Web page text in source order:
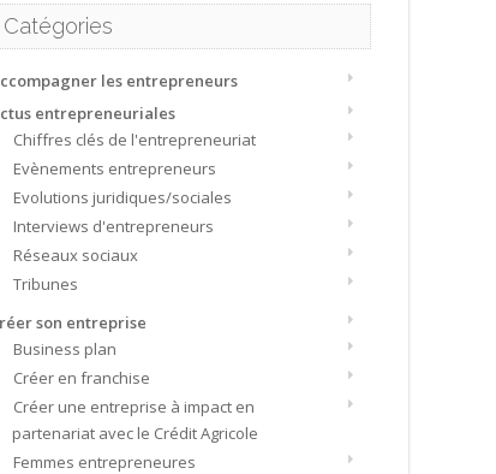
Catégories
les entrepreneurs
entrepreneuriales
Chiffres clés de l'entrepreneuriat
Evènements entrepreneurs
Evolutions juridiques/sociales
Interviews d'entrepreneurs
Réseaux sociaux
Tribunes
son entreprise
Business plan
Créer en franchise
Créer une entreprise à impact en
partenariat avec le Crédit Agricole
Femmes entrepreneures